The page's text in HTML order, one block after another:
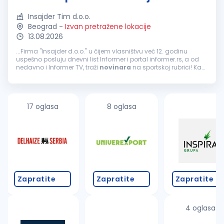
Insajder Tim d.o.o.
Beograd - Izvan pretražene lokacije
13.08.2026
...Firma "Insajder d.o.o." u čijem vlasništvu već 12. godinu
uspešno posluju dnevni list Informer i portal informer.rs, a od
nedavno i Informer TV, traži novinara na sportskoj rubrici! Kao
17 oglasa
Zapratite
8 oglasa
Zapratite Zapratite
4 oglasa